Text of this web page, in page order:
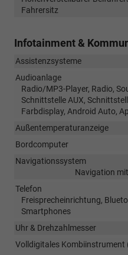
Fahrersitz
Infotainment &
Assistenzsysteme
Audioanlage
Radio/MP3-Player, Radio,
Schnittstelle AUX,
Farbdisplay, Android Auto,
Außentemperaturanzeige
Bordcomputer
Navigationssystem
Navigation
Telefon
Freisprecheinrichtung,
Smartphones
Uhr & Drehzahlmesser
Volldigitales Kombiinstrument